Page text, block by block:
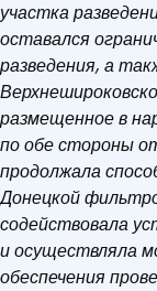
участка
оставался
разведения, а
размещенное в
по обе стороны
продолжала
Донецкой
содействовала
и осуществляла
обеспечения